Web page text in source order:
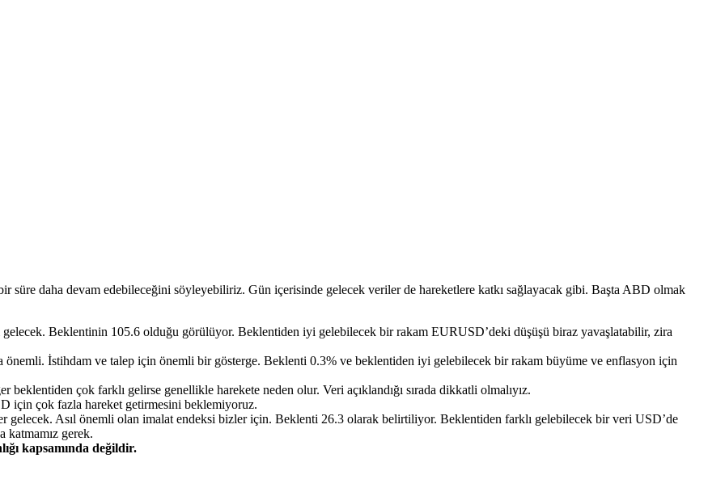
daha devam edebileceğini söyleyebiliriz. Gün içerisinde gelecek veriler de hareketlere katkı sağlayacak gibi. Başta ABD olmak
Beklentinin 105.6 olduğu görülüyor. Beklentiden iyi gelebilecek bir rakam EURUSD’deki düşüşü biraz yavaşlatabilir, zira
önemli. İstihdam ve talep için önemli bir gösterge. Beklenti 0.3% ve beklentiden iyi gelebilecek bir rakam büyüme ve enflasyon için
çok farklı gelirse genellikle harekete neden olur. Veri açıklandığı sırada dikkatli olmalıyız.
için çok fazla hareket getirmesini beklemiyoruz.
gelecek. Asıl önemli olan imalat endeksi bizler için. Beklenti 26.3 olarak belirtiliyor. Beklentiden farklı gelebilecek bir veri USD’de
katmamız gerek.
kapsamında değildir.